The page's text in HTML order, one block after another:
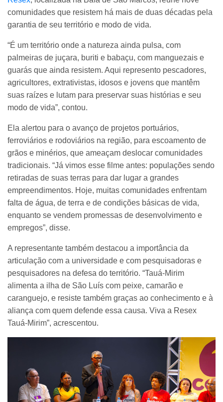
comunidades que resistem há mais de duas décadas pela
garantia de seu território e modo de vida.
“É um território onde a natureza ainda pulsa, com
palmeiras de juçara, buriti e babaçu, com manguezais e
guarás que ainda resistem. Aqui represento pescadores,
agricultores, extrativistas, idosos e jovens que mantêm
suas raízes e lutam para preservar suas histórias e seu
modo de vida”, contou.
Ela alertou para o avanço de projetos portuários,
ferroviários e rodoviários na região, para escoamento de
grãos e minérios, que ameaçam deslocar comunidades
tradicionais. “Já vimos esse filme antes: populações sendo
retiradas de suas terras para dar lugar a grandes
empreendimentos. Hoje, muitas comunidades enfrentam
falta de água, de terra e de condições básicas de vida,
enquanto se vendem promessas de desenvolvimento e
empregos”, disse.
A representante também destacou a importância da
articulação com a universidade e com pesquisadoras e
pesquisadores na defesa do território. “Tauá-Mirim
alimenta a ilha de São Luís com peixe, camarão e
caranguejo, e resiste também graças ao conhecimento e à
aliança com quem defende essa causa. Viva a Resex
Tauá-Mirim”, acrescentou.